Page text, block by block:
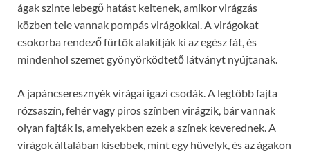
ágak szinte lebegő hatást keltenek, amikor virágzás
közben tele vannak pompás virágokkal. A virágokat
csokorba rendező fürtök alakítják ki az egész fát, és
mindenhol szemet gyönyörködtető látványt nyújtanak.
A japáncseresznyék virágai igazi csodák. A legtöbb fajta
rózsaszín, fehér vagy piros színben virágzik, bár vannak
olyan fajták is, amelyekben ezek a színek keverednek. A
virágok általában kisebbek, mint egy hüvelyk, és az ágakon